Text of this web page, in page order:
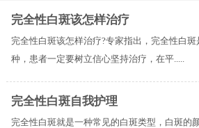
完全性白斑该怎样治疗
完全性白斑该怎样治疗?专家指出，完全性白
种，患者一定要树立信心坚持治疗，在平.....
完全性白斑自我护理
完全性白斑就是一种常见的白斑类型，白斑的